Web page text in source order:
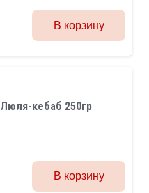
В корзину
Люля-кебаб 250гр
В корзину